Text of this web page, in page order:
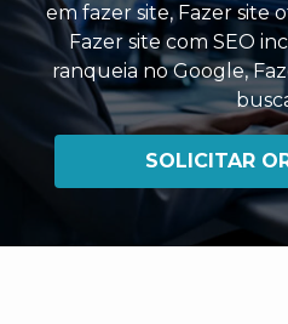
em fazer site,Fazer site
Fazer site com SEO
ranqueia no Google,
SOLICITAR